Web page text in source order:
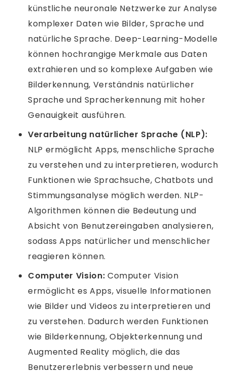
künstliche neuronale Netzwerke zur Analyse
komplexer Daten wie Bilder, Sprache und
natürliche Sprache. Deep-Learning-Modelle
können hochrangige Merkmale aus Daten
extrahieren und so komplexe Aufgaben wie
Bilderkennung, Verständnis natürlicher
Sprache und Spracherkennung mit hoher
Genauigkeit ausführen.
Verarbeitung natürlicher Sprache (NLP):
NLP ermöglicht Apps, menschliche Sprache
zu verstehen und zu interpretieren, wodurch
Funktionen wie Sprachsuche, Chatbots und
Stimmungsanalyse möglich werden. NLP-
Algorithmen können die Bedeutung und
Absicht von Benutzereingaben analysieren,
sodass Apps natürlicher und menschlicher
reagieren können.
Computer Vision: Computer Vision
ermöglicht es Apps, visuelle Informationen
wie Bilder und Videos zu interpretieren und
zu verstehen. Dadurch werden Funktionen
wie Bilderkennung, Objekterkennung und
Augmented Reality möglich, die das
Benutzererlebnis verbessern und neue